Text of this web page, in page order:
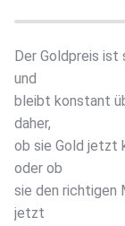
Der Goldpreis
und
bleibt konstant
daher,
ob sie Gold jetzt
oder ob
sie den richtigen
jetzt